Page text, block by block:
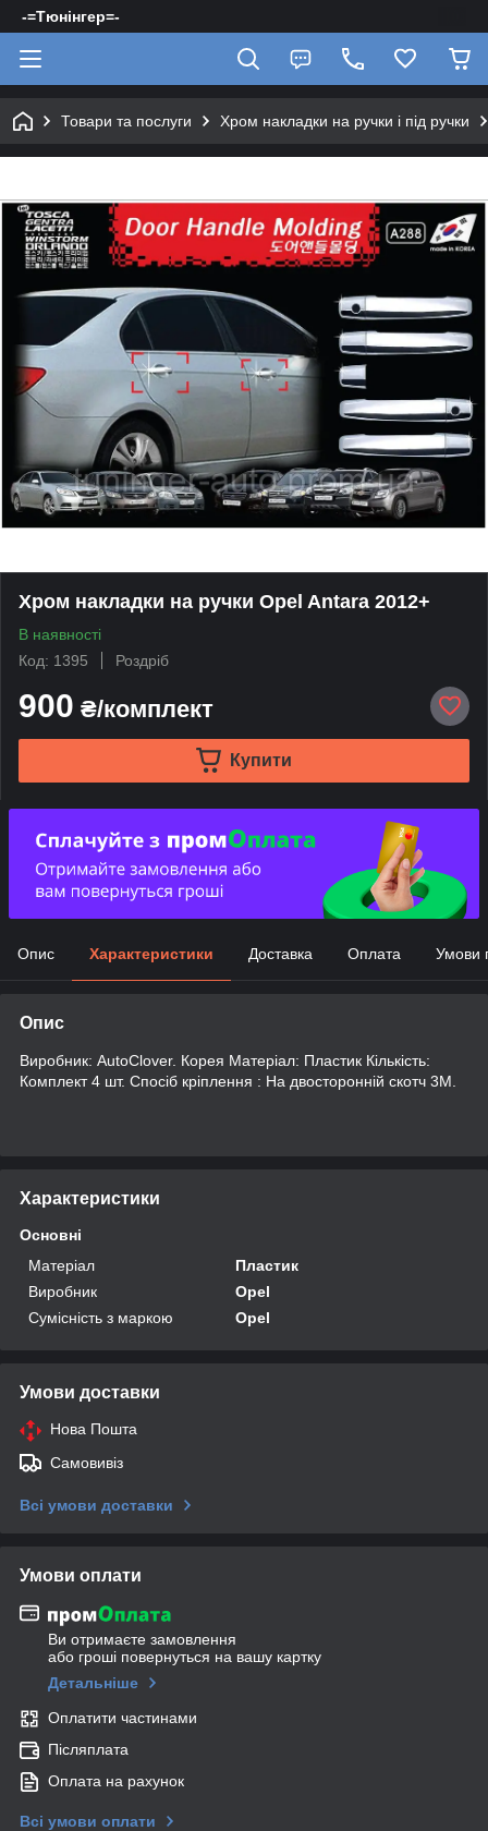
-=Тюнінгер=-
Товари та послуги Хром накладки на ручки і під ручки
Хром накладки на ручки Opel Antara 2012+
В наявності
Код: 1395
Роздріб
900 ₴/комплект
Купити
Опис Характеристики Доставка Оплата Умови
Опис
Виробник: AutoClover. Корея Матеріал: Пластик Кількість:
Комплект 4 шт. Спосіб кріплення : На двосторонній скотч 3М.
Характеристики
Основні
Матеріал
Пластик
Виробник
Opel
Сумісність з маркою
Opel
Умови доставки
Нова Пошта
Самовивіз
Всі умови доставки
Умови оплати
Ви отримаєте замовлення
або гроші повернуться на вашу картку
Детальніше
Оплатити частинами
Післяплата
Оплата на рахунок
Всі умови оплати